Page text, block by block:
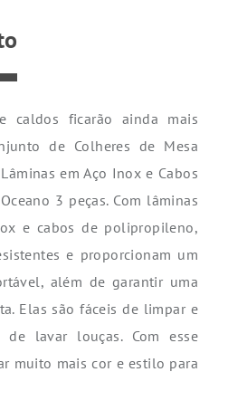
caldos ficarão ainda mais
de Colheres de Mesa
em Aço Inox e Cabos
3 peças. Com lâminas
e cabos de polipropileno,
e proporcionam um
além de garantir uma
Elas são fáceis de limpar e
lavar louças. Com esse
muito mais cor e estilo para